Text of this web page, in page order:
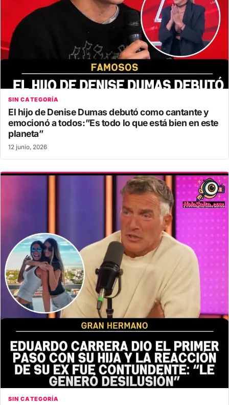
SIN CATEGORÍA
El hijo de Denise Dumas debutó como cantante y
emocionó a todos:”Es todo lo que está bien en este
planeta”
12 junio, 2026
SIN CATEGORÍA